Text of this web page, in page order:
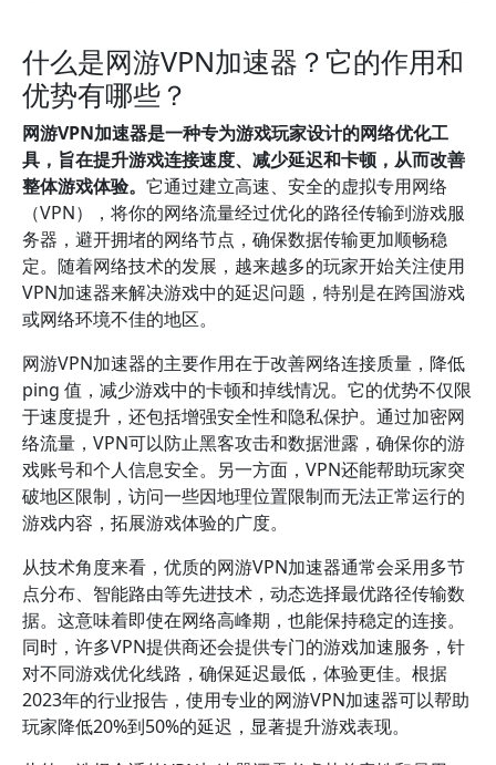
什么是网游VPN加速器？它的作用和
优势有哪些？
网游VPN加速器是一种专为游戏玩家设计的网络优化工
具，旨在提升游戏连接速度、减少延迟和卡顿，从而改善
整体游戏体验。 它通过建立高速、安全的虚拟专用网络
（VPN），将你的网络流量经过优化的路径传输到游戏服
务器，避开拥堵的网络节点，确保数据传输更加顺畅稳
定。随着网络技术的发展，越来越多的玩家开始关注使用
VPN加速器来解决游戏中的延迟问题，特别是在跨国游戏
或网络环境不佳的地区。
网游VPN加速器的主要作用在于改善网络连接质量，降低
ping 值，减少游戏中的卡顿和掉线情况。它的优势不仅限
于速度提升，还包括增强安全性和隐私保护。通过加密网
络流量，VPN可以防止黑客攻击和数据泄露，确保你的游
戏账号和个人信息安全。另一方面，VPN还能帮助玩家突
破地区限制，访问一些因地理位置限制而无法正常运行的
游戏内容，拓展游戏体验的广度。
从技术角度来看，优质的网游VPN加速器通常会采用多节
点分布、智能路由等先进技术，动态选择最优路径传输数
据。这意味着即使在网络高峰期，也能保持稳定的连接。
同时，许多VPN提供商还会提供专门的游戏加速服务，针
对不同游戏优化线路，确保延迟最低，体验更佳。根据
2023年的行业报告，使用专业的网游VPN加速器可以帮助
玩家降低20%到50%的延迟，显著提升游戏表现。